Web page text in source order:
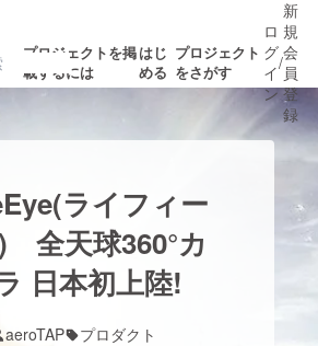
プロジェクトを掲
載するには
はじ
める
プロジェクト
をさがす
クト
ロジェクト
真
ロ
グ
イ
ン
/
新
規
会
員
登
録
ライフィー
全天球360°カ
日本初上陸!
aeroTAP プロダクト